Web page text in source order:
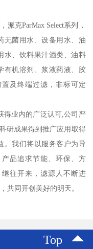
派克ParMax Select系列，
无菌用水、设备用水、油
水、饮料果汁酒类、油料
有机溶剂、浆液药液、胶
及终端过滤，非标可定
得业内的广泛认可,公司严
研成果得到推广应用取得
。我们将以服务客户为导
品追求节能、环保、方
往开来，滤源人不断进
共同开创美好的明天。
Top